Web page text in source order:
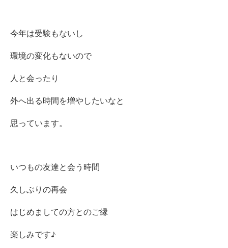
今年は受験もないし
環境の変化もないので
人と会ったり
外へ出る時間を増やしたいなと
思っています。
いつもの友達と会う時間
久しぶりの再会
はじめましての方とのご縁
楽しみです♪